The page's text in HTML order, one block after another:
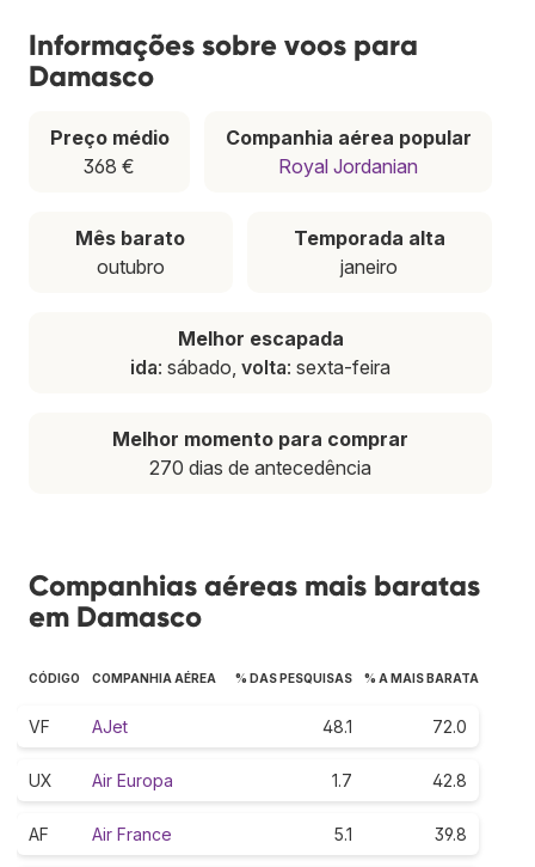
Informações sobre voos para
Damasco
Preço médio
368 €
Companhia aérea popular
Royal Jordanian
Mês barato
outubro
Temporada alta
janeiro
Melhor escapada
ida: sábado, volta: sexta-feira
Melhor momento para comprar
270 dias de antecedência
Companhias aéreas mais baratas
em Damasco
CÓDIGO COMPANHIA AÉREA % DAS PESQUISAS % A MAIS BARATA
VF AJet 48.1 72.0
UX Air Europa 1.7 42.8
AF Air France 5.1 39.8